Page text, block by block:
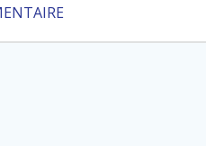
précédent